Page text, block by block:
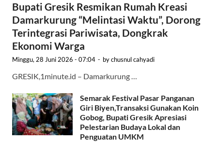
Bupati Gresik Resmikan Rumah Kreasi
Damarkurung “Melintasi Waktu”, Dorong
Terintegrasi Pariwisata, Dongkrak
Ekonomi Warga
Minggu, 28 Juni 2026 - 07:04 - bychusnul cahyadi
GRESIK,1minute.id – Damarkurung …
Semarak Festival Pasar Panganan
Giri Biyen,Transaksi Gunakan Koin
Gobog, Bupati Gresik Apresiasi
Pelestarian Budaya Lokal dan
Penguatan UMKM